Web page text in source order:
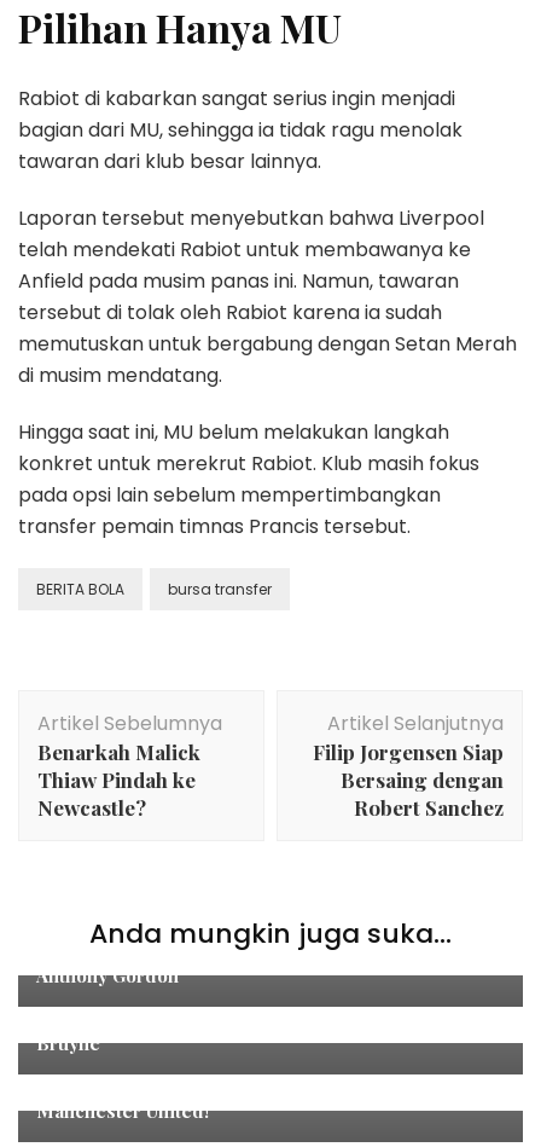
Pilihan Hanya MU
Rabiot di kabarkan sangat serius ingin menjadi
bagian dari MU, sehingga ia tidak ragu menolak
tawaran dari klub besar lainnya.
Laporan tersebut menyebutkan bahwa Liverpool
telah mendekati Rabiot untuk membawanya ke
Anfield pada musim panas ini. Namun, tawaran
tersebut di tolak oleh Rabiot karena ia sudah
memutuskan untuk bergabung dengan Setan Merah
di musim mendatang.
Hingga saat ini, MU belum melakukan langkah
konkret untuk merekrut Rabiot. Klub masih fokus
pada opsi lain sebelum mempertimbangkan
transfer pemain timnas Prancis tersebut.
BERITA BOLA bursa transfer
Artikel
Artikel Sebelumnya
Benarkah Malick
Thiaw Pindah ke
Newcastle?
Artikel Selanjutnya
Filip Jorgensen Siap
Bersaing dengan
Robert Sanchez
Anda mungkin juga suka...
sepak bola
Dilirik Liverpool, Newcastle Tegas Pertahankan
Anthony Gordon
Bruyne
sepak bola
Manchester United!